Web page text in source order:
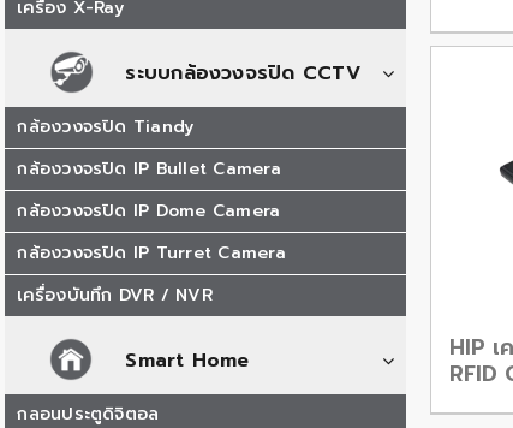
เครื่อง X-Ray
ระบบกล้องวงจรปิด CCTV
กล้องวงจรปิด Tiandy
กล้องวงจรปิด IP Bullet Camera
กล้องวงจรปิด IP Dome Camera
กล้องวงจรปิด IP Turret Camera
เครื่องบันทึก DVR / NVR
Smart Home
กลอนประตูดิจิตอล
HIP
RFID